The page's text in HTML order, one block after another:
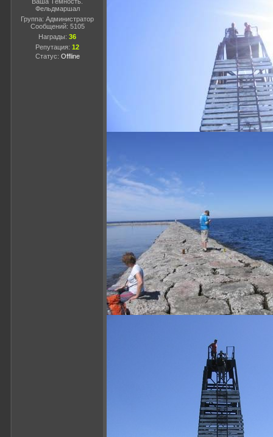
Фельдмаршал
Группа: Администратор
Сообщений: 5105
Награды: 36
Репутация: 12
Статус: Offline